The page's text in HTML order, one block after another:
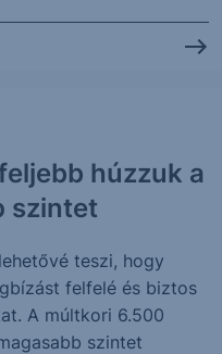
húzzuk a
szintet
teszi, hogy
felfelé és biztos
A múltkori 6.500
szintet